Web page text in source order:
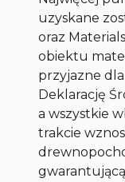
uzyskane
oraz
obiektu
przyjazne dla
Deklarację
a wszystkie
trakcie